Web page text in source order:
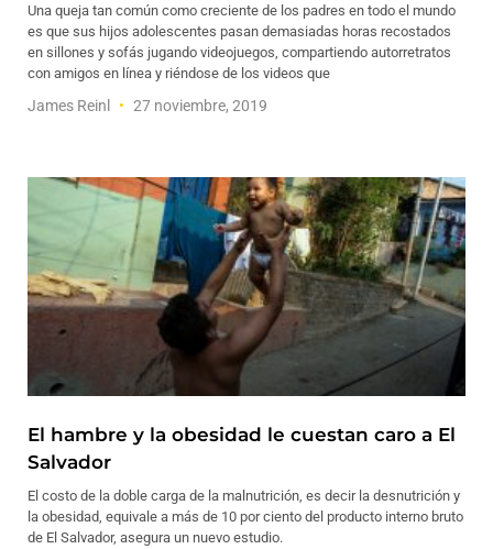
Una queja tan común como creciente de los padres en todo el mundo
es que sus hijos adolescentes pasan demasiadas horas recostados
en sillones y sofás jugando videojuegos, compartiendo autorretratos
con amigos en línea y riéndose de los videos que
James Reinl 27 noviembre, 2019
El hambre y la obesidad le cuestan caro a El
Salvador
El costo de la doble carga de la malnutrición, es decir la desnutrición y
la obesidad, equivale a más de 10 por ciento del producto interno bruto
de El Salvador, asegura un nuevo estudio.